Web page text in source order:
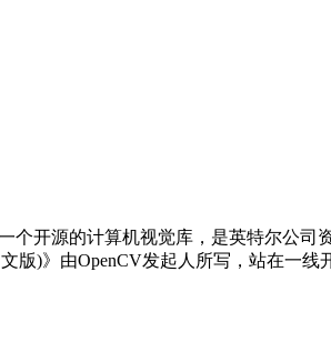
个开源的计算机视觉库，是英特尔公司
版)》由OpenCV发起人所写，站在一线